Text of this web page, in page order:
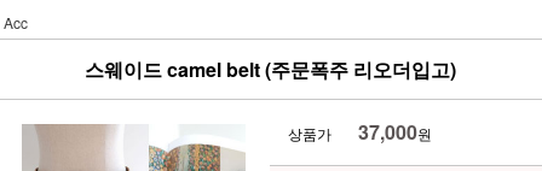
Acc
스웨이드 camel belt (주문폭주 리오더입고)
상품가 37,000원